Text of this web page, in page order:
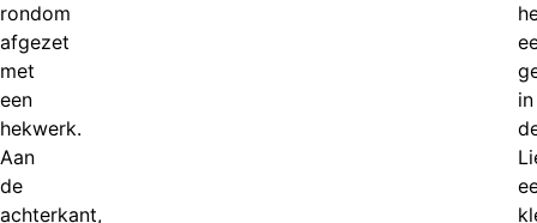
rondom
afgezet
met
een
hekwerk.
Aan
de
achterkant,
in